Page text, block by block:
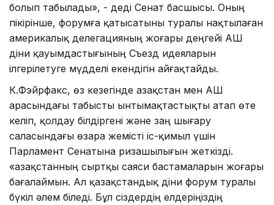
болып табылады», - деді Сенат басшысы. Оның
пікірінше, форумға қатысатыны туралы нақтылаған
америкалық делегацияның жоғары деңгейі АҚШ
діни қауымдастығының Съезд идеяларын
ілгерілетуге мүдделі екендігін айғақтайды.
К.Фэйрфакс, өз кезегінде Қазақстан мен АҚШ
арасындағы табысты ынтымақтастықты атап өте
келіп, қолдау білдіргені және заң шығару
саласындағы өзара жемісті іс-қимыл үшін
Парламент Сенатына ризашылығын жеткізді.
«Қазақстанның сыртқы саяси бастамаларын жоғары
бағалаймын. Ал қазақстандық діни форум туралы
бүкіл әлем біледі. Бұл сіздердің елдеріңіздің